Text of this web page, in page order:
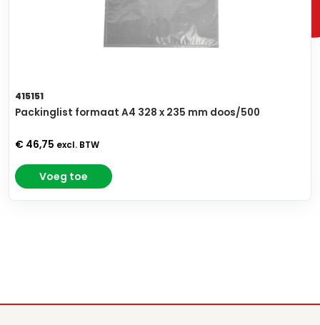
415151
Packinglist formaat A4 328 x 235 mm doos/500
€ 46,75 excl. BTW
Voeg toe